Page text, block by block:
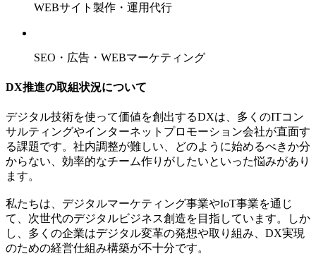
WEBサイト製作・運用代行
SEO・広告・WEBマーケティング
DX推進の取組状況について
デジタル技術を使って価値を創出するDXは、多くのITコン
サルティングやインターネットプロモーション会社が直面す
る課題です。社内調整が難しい、どのように始めるべきか分
からない、効率的なチーム作りがしたいといった悩みがあり
ます。
私たちは、デジタルマーケティング事業やIoT事業を通じ
て、次世代のデジタルビジネス創造を目指しています。しか
し、多くの企業はデジタル変革の発想や取り組み、DX実現
のための経営仕組み構築が不十分です。